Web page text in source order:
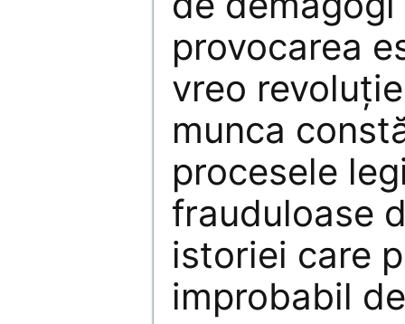
provocarea
vreo
munca
procesele
frauduloase
istoriei care
improbabil